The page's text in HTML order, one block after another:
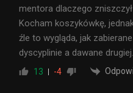
mentora dlaczego
Kocham koszykówkę,
źle to wygląda, jak
dyscyplinie a dawane drugiej.
13 -4